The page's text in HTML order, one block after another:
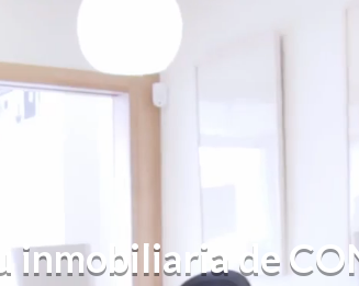
inmobiliaria de